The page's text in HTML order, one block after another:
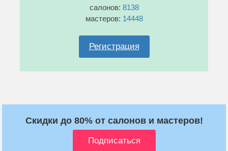
салонов: 8138
мастеров: 14448
Регистрация
Скидки до 80% от салонов и мастеров!